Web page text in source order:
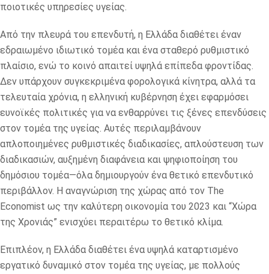
ποιοτικές υπηρεσίες υγείας.
Από την πλευρά του επενδυτή, η Ελλάδα διαθέτει έναν
εδραιωμένο ιδιωτικό τομέα και ένα σταθερό ρυθμιστικό
πλαίσιο, ενώ το κοινό απαιτεί υψηλά επίπεδα φροντίδας.
Δεν υπάρχουν συγκεκριμένα φορολογικά κίνητρα, αλλά τα
τελευταία χρόνια, η ελληνική κυβέρνηση έχει εφαρμόσει
ευνοϊκές πολιτικές για να ενθαρρύνει τις ξένες επενδύσεις
στον τομέα της υγείας. Αυτές περιλαμβάνουν
απλοποιημένες ρυθμιστικές διαδικασίες, απλούστευση των
διαδικασιών, αυξημένη διαφάνεια και ψηφιοποίηση του
δημόσιου τομέα—όλα δημιουργούν ένα θετικό επενδυτικό
περιβάλλον. Η αναγνώριση της χώρας από τον The
Economist ως την καλύτερη οικονομία του 2023 και “Χώρα
της Χρονιάς” ενισχύει περαιτέρω το θετικό κλίμα.
Επιπλέον, η Ελλάδα διαθέτει ένα υψηλά καταρτισμένο
εργατικό δυναμικό στον τομέα της υγείας, με πολλούς